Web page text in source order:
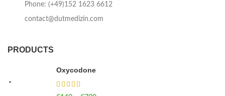
Phone: (+49)152 1623 6612
contact@dutmedizin.com
PRODUCTS
Oxycodone